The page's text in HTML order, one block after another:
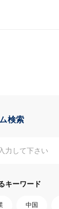
検索
キーワード
中国